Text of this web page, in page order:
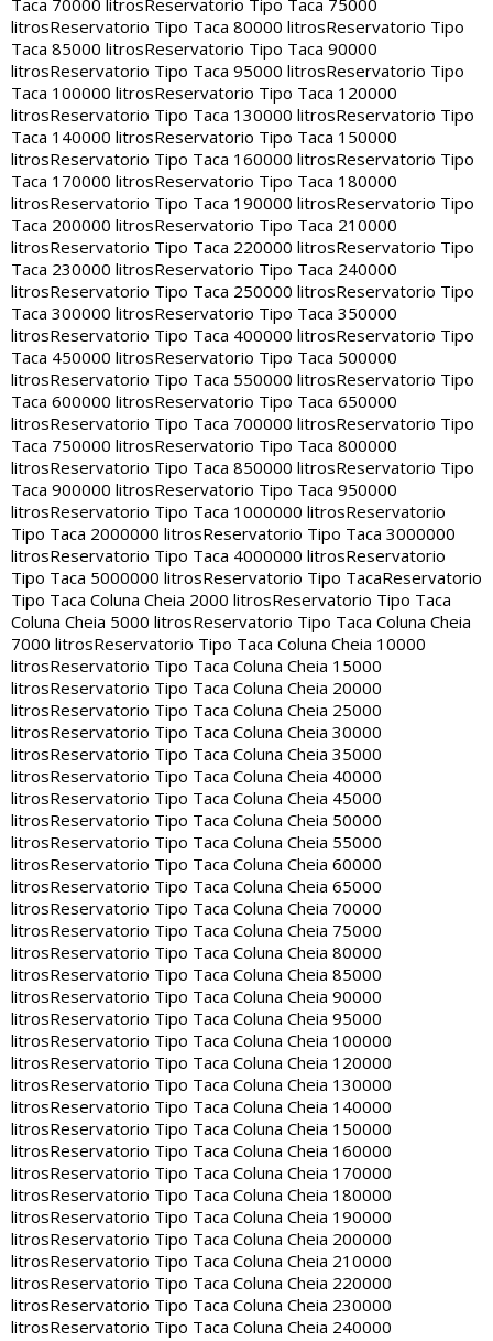
Taca 70000 litros Reservatorio Tipo Taca 75000
litrosReservatorio Tipo Taca 80000 litrosReservatorio Tipo
Taca 85000 litrosReservatorio Tipo Taca 90000
litrosReservatorio Tipo Taca 95000 litrosReservatorio Tipo
Taca 100000 litrosReservatorio Tipo Taca 120000
litrosReservatorio Tipo Taca 130000 litrosReservatorio Tipo
Taca 140000 litrosReservatorio Tipo Taca 150000
litrosReservatorio Tipo Taca 160000 litrosReservatorio Tipo
Taca 170000 litrosReservatorio Tipo Taca 180000
litrosReservatorio Tipo Taca 190000 litrosReservatorio Tipo
Taca 200000 litrosReservatorio Tipo Taca 210000
litrosReservatorio Tipo Taca 220000 litrosReservatorio Tipo
Taca 230000 litrosReservatorio Tipo Taca 240000
litrosReservatorio Tipo Taca 250000 litrosReservatorio Tipo
Taca 300000 litrosReservatorio Tipo Taca 350000
litrosReservatorio Tipo Taca 400000 litrosReservatorio Tipo
Taca 450000 litrosReservatorio Tipo Taca 500000
litrosReservatorio Tipo Taca 550000 litrosReservatorio Tipo
Taca 600000 litrosReservatorio Tipo Taca 650000
litrosReservatorio Tipo Taca 700000 litrosReservatorio Tipo
Taca 750000 litrosReservatorio Tipo Taca 800000
litrosReservatorio Tipo Taca 850000 litrosReservatorio Tipo
Taca 900000 litrosReservatorio Tipo Taca 950000
litrosReservatorio Tipo Taca 1000000 litrosReservatorio
Tipo Taca 2000000 litrosReservatorio Tipo Taca 3000000
litrosReservatorio Tipo Taca 4000000 litrosReservatorio
Tipo Taca 5000000 litrosReservatorio Tipo TacaReservatorio
Tipo Taca Coluna Cheia 2000 litrosReservatorio Tipo Taca
Coluna Cheia 5000 litrosReservatorio Tipo Taca Coluna Cheia
7000 litrosReservatorio Tipo Taca Coluna Cheia 10000
litrosReservatorio Tipo Taca Coluna Cheia 15000
litrosReservatorio Tipo Taca Coluna Cheia 20000
litrosReservatorio Tipo Taca Coluna Cheia 25000
litrosReservatorio Tipo Taca Coluna Cheia 30000
litrosReservatorio Tipo Taca Coluna Cheia 35000
litrosReservatorio Tipo Taca Coluna Cheia 40000
litrosReservatorio Tipo Taca Coluna Cheia 45000
litrosReservatorio Tipo Taca Coluna Cheia 50000
litrosReservatorio Tipo Taca Coluna Cheia 55000
litrosReservatorio Tipo Taca Coluna Cheia 60000
litrosReservatorio Tipo Taca Coluna Cheia 65000
litrosReservatorio Tipo Taca Coluna Cheia 70000
litrosReservatorio Tipo Taca Coluna Cheia 75000
litrosReservatorio Tipo Taca Coluna Cheia 80000
litrosReservatorio Tipo Taca Coluna Cheia 85000
litrosReservatorio Tipo Taca Coluna Cheia 90000
litrosReservatorio Tipo Taca Coluna Cheia 95000
litrosReservatorio Tipo Taca Coluna Cheia 100000
litrosReservatorio Tipo Taca Coluna Cheia 120000
litrosReservatorio Tipo Taca Coluna Cheia 130000
litrosReservatorio Tipo Taca Coluna Cheia 140000
litrosReservatorio Tipo Taca Coluna Cheia 150000
litrosReservatorio Tipo Taca Coluna Cheia 160000
litrosReservatorio Tipo Taca Coluna Cheia 170000
litrosReservatorio Tipo Taca Coluna Cheia 180000
litrosReservatorio Tipo Taca Coluna Cheia 190000
litrosReservatorio Tipo Taca Coluna Cheia 200000
litrosReservatorio Tipo Taca Coluna Cheia 210000
litrosReservatorio Tipo Taca Coluna Cheia 220000
litrosReservatorio Tipo Taca Coluna Cheia 230000
litrosReservatorio Tipo Taca Coluna Cheia 240000